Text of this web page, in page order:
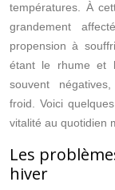
températures. À
grandement
propension à
étant le rhume et
souvent
froid. Voici
vitalité au quotidien
Les
hiver